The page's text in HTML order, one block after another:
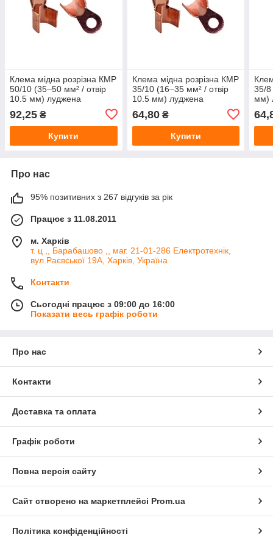
Клема мідна розрізна КМР
50/10 (35–50 мм² / отвір
10.5 мм) луджена
92,25 ₴
Купити
Клема мідна розрізна КМР
35/10 (16–35 мм² / отвір
10.5 мм) луджена
64,80₴
Купити
35/8
мм)
Про нас
95% позитивних з 267 відгуків за рік
Працює з 11.08.2011
м. Харків
т. ц ,, Барабашово ,, маг. 21-01-286 Електротехнік,
вул.Раєвської 19А, Харків, Україна
Контакти
Сьогодні працює з 09:00 до 16:00
Показати весь графік роботи
Про нас
Контакти
Доставка та оплата
Графік роботи
Повна версія сайту
Сайт створено на маркетплейсі Prom.ua
Політика конфіденційності